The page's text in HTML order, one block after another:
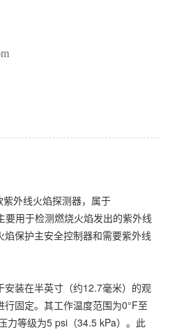
外线火焰探测器，属于
用于检测燃烧火焰发出的紫外线
保护主安全控制器和需要紫外线
装在半英寸（约12.7毫米）的观
固定。其工作温度范围为0°F至
力等级为5 psi（34.5 kPa）。此